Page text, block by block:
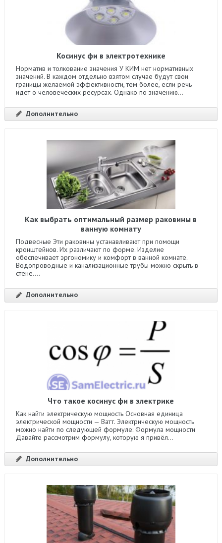
Косинус фи в электротехнике
Норматив и толкование значения У КИМ нет нормативных
значений. В каждом отдельно взятом случае будут свои
границы желаемой эффективности, тем более, если речь
идет о человеческих ресурсах. Однако по значению...
Дополнительно
Как выбрать оптимальный размер раковины в
ванную комнату
Подвесные Эти раковины устанавливают при помощи
кронштейнов. Их различают по форме. Изделие
обеспечивает эргономику и комфорт в ванной комнате.
Водопроводные и канализационные трубы можно скрыть в
стене....
Дополнительно
Что такое косинус фи в электрике
Как найти электрическую мощность Основная единица
электрической мощности — Ватт. Электрическую мощность
можно найти по следующей формуле: Формула мощности
Давайте рассмотрим формулу, которую я привёл...
Дополнительно